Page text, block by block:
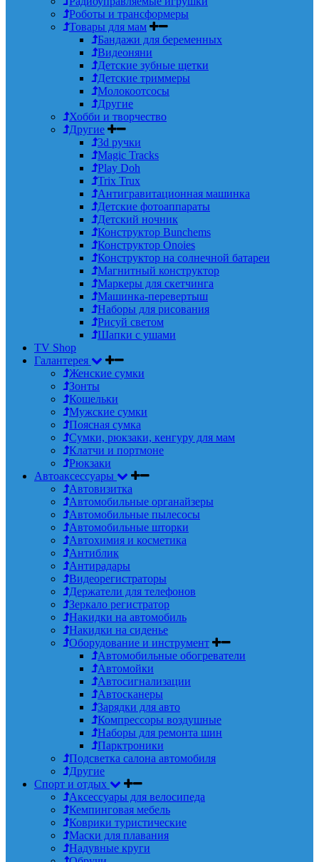
Роботы и трансформеры
Товары для мам
Бандажи для беременных
Видеоняни
Детские зубные щетки
Детские триммеры
Молокоотсосы
Другие
Хобби и творчество
Другие
3d ручки
Magic Tracks
Play Doh
Trix Trux
Антигравитационная машинка
Детские фотоаппараты
Детский ночник
Конструктор Bunchems
Конструктор Onoies
Конструктор на солнечной батареи
Магнитный конструктор
Маркеры для скетчинга
Машинка-перевертыш
Наборы для рисования
Рисуй светом
Шапки с ушами
TV Shop
Галантерея
Женские сумки
Зонты
Кошельки
Мужские сумки
Поясная сумка
Сумки, рюкзаки, кенгуру для мам
Клатчи и портмоне
Рюкзаки
Автоаксессуары
Автовизитка
Автомобильные органайзеры
Автомобильные пылесосы
Автомобильные шторки
Автохимия и косметика
Антиблик
Антирадары
Видеорегистраторы
Держатели для телефонов
Зеркало регистратор
Накидки на автомобиль
Накидки на сиденье
Оборудование и инструмент
Автомобильные обогреватели
Автомойки
Автосигнализации
Автосканеры
Зарядки для авто
Компрессоры воздушные
Наборы для ремонта шин
Парктроники
Подсветка салона автомобиля
Другие
Спорт и отдых
Аксессуары для велосипеда
Кемпинговая мебель
Коврики туристические
Маски для плавания
Надувные круги